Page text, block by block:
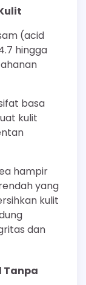
(acid
hingga
basa
kulit
hampir
yang
kulit
dan
Tanpa